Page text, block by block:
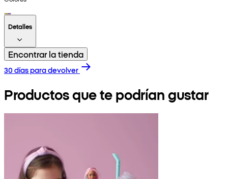
Detalles
Encontrar la tienda
30 días para devolver
Productos que te podrían gustar